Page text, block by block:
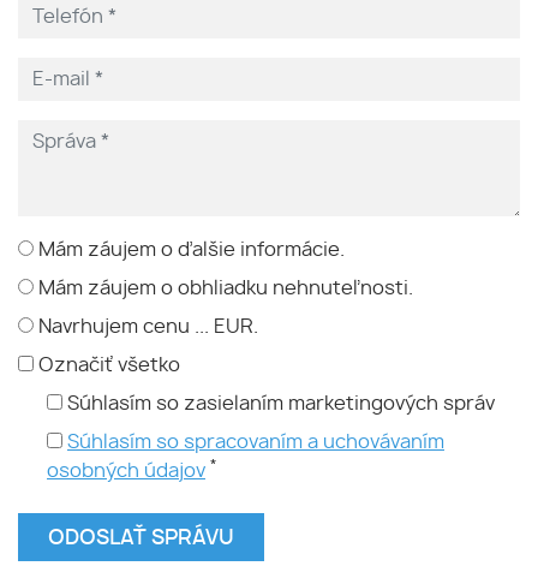
Mám záujem o ďalšie informácie.
Mám záujem o obhliadku nehnuteľnosti.
Navrhujem cenu ... EUR.
Označiť všetko
Súhlasím so zasielaním marketingových správ
Súhlasím so spracovaním a uchovávaním
osobných údajov *